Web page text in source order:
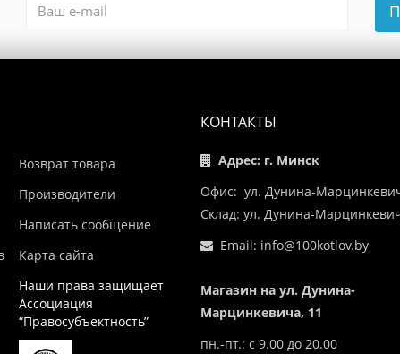
Возврат товара
Производители
Написать сообщение
Карта сайта
Наши права защищает
Ассоциация
“Правосубъектность”
КОНТАКТЫ
Адрес: г. Минск
Офис: ул. Дунина-
Склад: ул. Дунина-
Email: info@100kotlov.by
Магазин на ул. Дунина-
Марцинкевича, 11
пн.-пт.: с 9.00 до 20.00